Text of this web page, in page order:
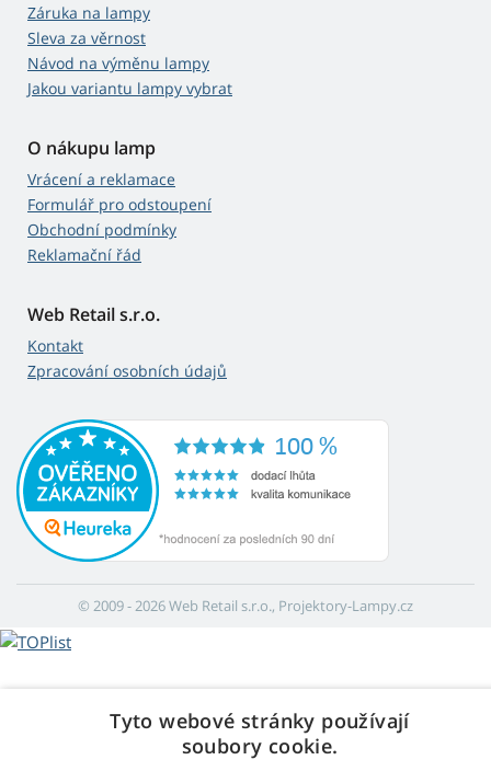
Záruka na lampy
Sleva za věrnost
Návod na výměnu lampy
Jakou variantu lampy vybrat
O nákupu lamp
Vrácení a reklamace
Formulář pro odstoupení
Obchodní podmínky
Reklamační řád
Web Retail s.r.o.
Kontakt
Zpracování osobních údajů
© 2009 - 2026 Web Retail s.r.o., Projektory-Lampy.cz
Tyto webové stránky používají
soubory cookie.